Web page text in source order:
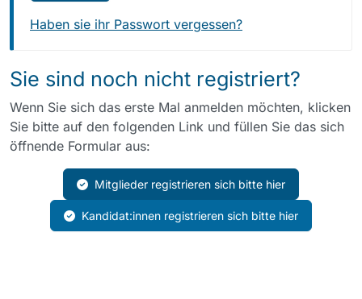
Haben sie ihr Passwort vergessen?
Sie sind noch nicht registriert?
Wenn Sie sich das erste Mal anmelden möchten, klicken
Sie bitte auf den folgenden Link und füllen Sie das sich
öffnende Formular aus:
Mitglieder registrieren sich bitte hier
Kandidat:innen registrieren sich bitte hier